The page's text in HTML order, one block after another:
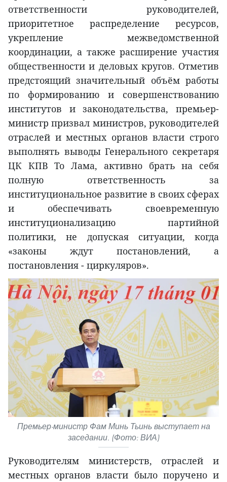
ответственности руководителей,
приоритетное распределение ресурсов,
укрепление межведомственной
координации, а также расширение участия
общественности и деловых кругов. Отметив
предстоящий значительный объём работы
по формированию и совершенствованию
институтов и законодательства, премьер-
министр призвал министров, руководителей
отраслей и местных органов власти строго
выполнять выводы Генерального секретаря
ЦК КПВ То Лама, активно брать на себя
полную ответственность за
институциональное развитие в своих сферах
и обеспечивать своевременную
институционализацию партийной
политики, не допуская ситуации, когда
«законы ждут постановлений, а
постановления - циркуляров».
Премьер-министр Фам Минь Тьинь выступает на
заседании. (Фото: ВИА)
Руководителям министерств, отраслей и
местных органов власти было поручено и